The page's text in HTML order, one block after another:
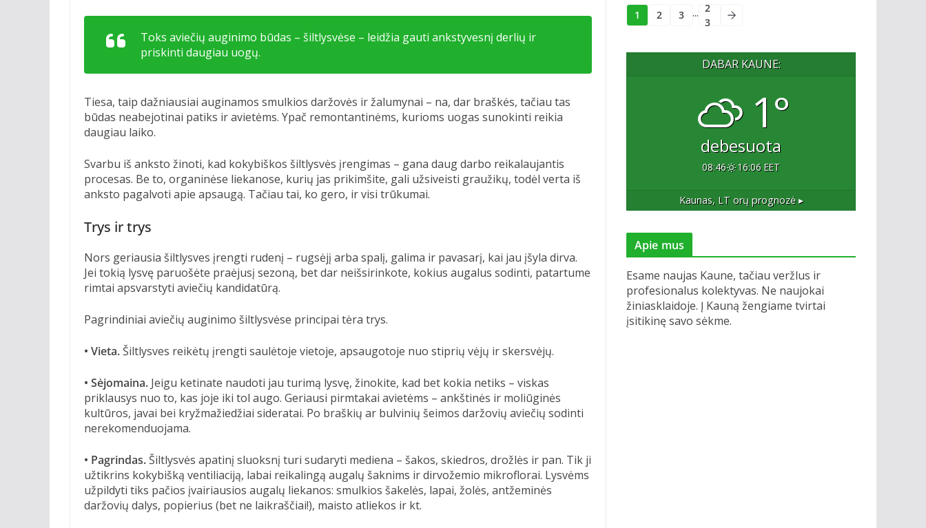
Toks aviečių auginimo būdas – šiltlysvėse – leidžia gauti ankstyvesnį derlių ir
priskinti daugiau uogų.
Tiesa, taip dažniausiai auginamos smulkios daržovės ir žalumynai – na, dar braškės, tačiau tas
būdas neabejotinai patiks ir avietėms. Ypač remontantinėms, kurioms uogas sunokinti reikia
daugiau laiko.
Svarbu iš anksto žinoti, kad kokybiškos šiltlysvės įrengimas – gana daug darbo reikalaujantis
procesas. Be to, organinėse liekanose, kurių jas prikimšite, gali užsiveisti graužikų, todėl verta iš
anksto pagalvoti apie apsaugą. Tačiau tai, ko gero, ir visi trūkumai.
Trys ir trys
Nors geriausia šiltlysves įrengti rudenį – rugsėjį arba spalį, galima ir pavasarį, kai jau įšyla dirva.
Jei tokią lysvę paruošėte praėjusį sezoną, bet dar neišsirinkote, kokius augalus sodinti, patartume
rimtai apsvarstyti aviečių kandidatūrą.
Pagrindiniai aviečių auginimo šiltlysvėse principai tėra trys.
• Vieta. Šiltlysves reikėtų įrengti saulėtoje vietoje, apsaugotoje nuo stiprių vėjų ir skersvėjų.
• Sėjomaina. Jeigu ketinate naudoti jau turimą lysvę, žinokite, kad bet kokia netiks – viskas
priklausys nuo to, kas joje iki tol augo. Geriausi pirmtakai avietėms – ankštinės ir moliūginės
kultūros, javai bei kryžmažiedžiai sideratai. Po braškių ar bulvinių šeimos daržovių aviečių sodinti
nerekomenduojama.
• Pagrindas. Šiltlysvės apatinį sluoksnį turi sudaryti mediena – šakos, skiedros, drožlės ir pan. Tik ji
užtikrins kokybišką ventiliaciją, labai reikalingą augalų šaknims ir dirvožemio mikroflorai. Lysvėms
užpildyti tiks pačios įvairiausios augalų liekanos: smulkios šakelės, lapai, žolės, antžeminės
daržovių dalys, popierius (bet ne laikraščiai!), maisto atliekos ir kt.
1 2 3 ... 2
3
DABAR KAUNE:
1°
debesuota
08:46 16:06 EET
Kaunas, LTorų prognozė ▸
Apie mus
Esame naujas Kaune, tačiau veržlus ir
profesionalus kolektyvas. Ne naujokai
žiniasklaidoje. Į Kauną žengiame tvirtai
įsitikinę savo sėkme.